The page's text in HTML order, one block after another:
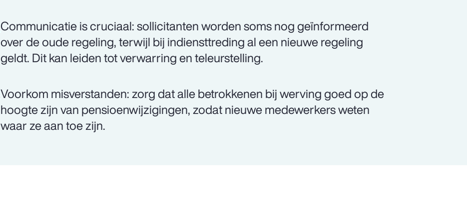
Communicatie is cruciaal: sollicitanten worden soms nog geïnformeerd
over de oude regeling, terwijl bij indiensttreding al een nieuwe regeling
geldt. Dit kan leiden tot verwarring en teleurstelling.
Voorkom misverstanden: zorg dat alle betrokkenen bij werving goed op de
hoogte zijn van pensioenwijzigingen, zodat nieuwe medewerkers weten
waar ze aan toe zijn.